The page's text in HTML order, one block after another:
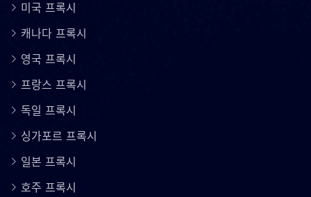
미국 프록시
캐나다 프록시
영국 프록시
프랑스 프록시
독일 프록시
싱가포르 프록시
일본 프록시
호주 프록시